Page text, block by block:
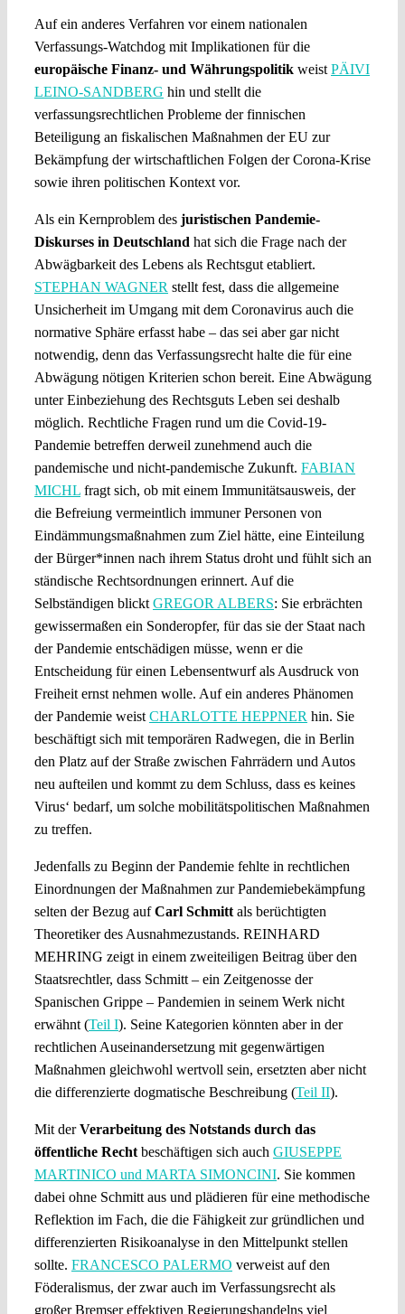
Auf ein anderes Verfahren vor einem nationalen
Verfassungs-Watchdog mit Implikationen für die
europäische Finanz- und Währungspolitikweist PÄIVI
LEINO-SANDBERG hin und stellt die
verfassungsrechtlichen Probleme der finnischen
Beteiligung an fiskalischen Maßnahmen der EU zur
Bekämpfung der wirtschaftlichen Folgen der Corona-Krise
sowie ihren politischen Kontext vor.
Als ein Kernproblem des juristischen Pandemie-
Diskurses in Deutschland hat sich die Frage nach der
Abwägbarkeit des Lebens als Rechtsgut etabliert.
STEPHAN WAGNER stellt fest, dass die allgemeine
Unsicherheit im Umgang mit dem Coronavirus auch die
normative Sphäre erfasst habe – das sei aber gar nicht
notwendig, denn das Verfassungsrecht halte die für eine
Abwägung nötigen Kriterien schon bereit. Eine Abwägung
unter Einbeziehung des Rechtsguts Leben sei deshalb
möglich. Rechtliche Fragen rund um die Covid-19-
Pandemie betreffen derweil zunehmend auch die
pandemische und nicht-pandemische Zukunft. FABIAN
MICHLfragt sich, ob mit einem Immunitätsausweis, der
die Befreiung vermeintlich immuner Personen von
Eindämmungsmaßnahmen zum Ziel hätte, eine Einteilung
der Bürger*innen nach ihrem Status droht und fühlt sich an
ständische Rechtsordnungen erinnert. Auf die
Selbständigen blickt GREGOR ALBERS: Sie erbrächten
gewissermaßen ein Sonderopfer, für das sie der Staat nach
der Pandemie entschädigen müsse, wenn er die
Entscheidung für einen Lebensentwurf als Ausdruck von
Freiheit ernst nehmen wolle. Auf ein anderes Phänomen
der Pandemie weist CHARLOTTE HEPPNER hin. Sie
beschäftigt sich mit temporären Radwegen, die in Berlin
den Platz auf der Straße zwischen Fahrrädern und Autos
neu aufteilen und kommt zu dem Schluss, dass es keines
Virus‘ bedarf, um solche mobilitätspolitischen Maßnahmen
zu treffen.
Jedenfalls zu Beginn der Pandemie fehlte in rechtlichen
Einordnungen der Maßnahmen zur Pandemiebekämpfung
selten der Bezug aufCarl Schmittals berüchtigten
Theoretiker des Ausnahmezustands. REINHARD
MEHRING zeigt in einem zweiteiligen Beitrag über den
Staatsrechtler, dass Schmitt – ein Zeitgenosse der
Spanischen Grippe – Pandemien in seinem Werk nicht
erwähnt (Teil I). Seine Kategorien könnten aber in der
rechtlichen Auseinandersetzung mit gegenwärtigen
Maßnahmen gleichwohl wertvoll sein, ersetzten aber nicht
die differenzierte dogmatische Beschreibung (Teil II).
Mit derVerarbeitung des Notstands durch das
öffentliche Rechtbeschäftigen sich auch GIUSEPPE
MARTINICO und MARTA SIMONCINI. Sie kommen
dabei ohne Schmitt aus und plädieren für eine methodische
Reflektion im Fach, die die Fähigkeit zur gründlichen und
differenzierten Risikoanalyse in den Mittelpunkt stellen
sollte. FRANCESCO PALERMO verweist auf den
Föderalismus, der zwar auch im Verfassungsrecht als
großer Bremser effektiven Regierungshandelns viel